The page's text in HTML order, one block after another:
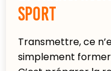
sport
Transmettre, ce
simplement